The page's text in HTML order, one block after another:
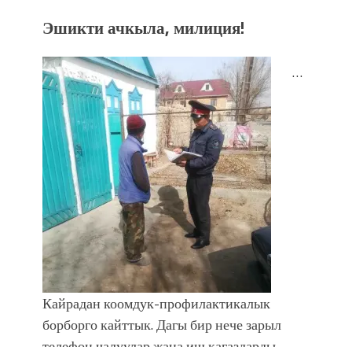
Эшикти ачкыла, милиция!
…
Кайрадан коомдук-профилактикалык
борборго кайттык. Дагы бир нече зарыл